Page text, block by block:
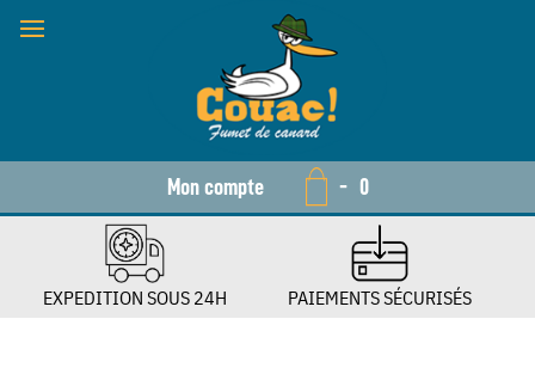
Mon compte - 0
EXPEDITION SOUS 24H PAIEMENTS SÉCURISÉS